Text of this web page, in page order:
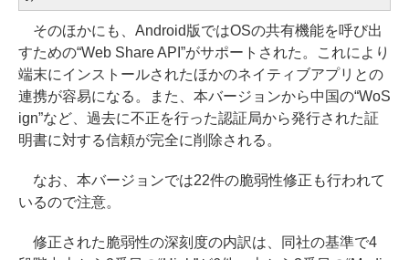
そのほかにも、Android版ではOSの共有機能を呼び出
すための“Web Share API”がサポートされた。これにより
端末にインストールされたほかのネイティブアプリとの
連携が容易になる。また、本バージョンから中国の“WoS
ign”など、過去に不正を行った認証局から発行された証
明書に対する信頼が完全に削除される。
なお、本バージョンでは22件の脆弱性修正も行われて
いるので注意。
修正された脆弱性の深刻度の内訳は、同社の基準で4